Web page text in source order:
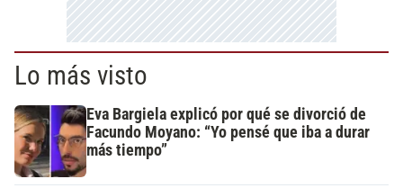
Lo más visto
Eva Bargiela explicó por qué se divorció de
Facundo Moyano: “Yo pensé que iba a durar
más tiempo”